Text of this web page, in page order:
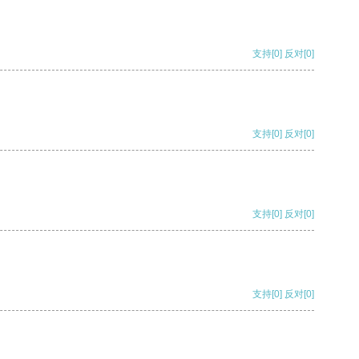
支持[0] 反对[0]
支持[0] 反对[0]
支持[0] 反对[0]
支持[0] 反对[0]